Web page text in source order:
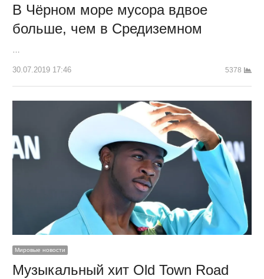
В Чёрном море мусора вдвое
больше, чем в Средиземном
30.07.2019 17:46 5378
Мировые новости
Музыкальный хит Old Town Road